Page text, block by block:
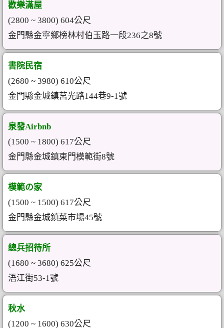
歡樂滿屋
(2800 ~ 3800) 604公尺
金門縣金寧鄉榜林村伯玉路一段236之8號
書院民宿
(2680 ~ 3980) 610公尺
金門縣金城鎮莒光路144巷9-1號
泉發Airbnb
(1500 ~ 1800) 617公尺
金門縣金城鎮東門模範街8號
模範の家
(1500 ~ 1500) 617公尺
金門縣金城鎮菜市場45號
總兵招待所
(1680 ~ 3680) 625公尺
浯江街53-1號
秋水
(1200 ~ 1600) 630公尺